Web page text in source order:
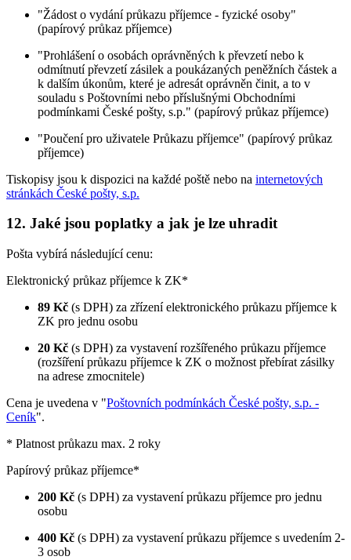
"Žádost o vydání průkazu příjemce - fyzické osoby"
(papírový průkaz příjemce)
"Prohlášení o osobách oprávněných k převzetí nebo k
odmítnutí převzetí zásilek a poukázaných peněžních částek a
k dalším úkonům, které je adresát oprávněn činit, a to v
souladu s Poštovními nebo příslušnými Obchodními
podmínkami České pošty, s.p." (papírový průkaz příjemce)
"Poučení pro uživatele Průkazu příjemce" (papírový průkaz
příjemce)
Tiskopisy jsou k dispozici na každé poště nebo na internetových
stránkách České pošty, s.p.
12. Jaké jsou poplatky a jak je lze uhradit
Pošta vybírá následující cenu:
Elektronický průkaz příjemce k ZK*
89 Kč (s DPH) za zřízení elektronického průkazu příjemce k
ZK pro jednu osobu
20 Kč (s DPH) za vystavení rozšířeného průkazu příjemce
(rozšíření průkazu příjemce k ZK o možnost přebírat zásilky
na adrese zmocnitele)
Cena je uvedena v "Poštovních podmínkách České pošty, s.p. -
Ceník".
* Platnost průkazu max. 2 roky
Papírový průkaz příjemce*
200 Kč (s DPH) za vystavení průkazu příjemce pro jednu
osobu
400 Kč (s DPH) za vystavení průkazu příjemce s uvedením 2-
3 osob